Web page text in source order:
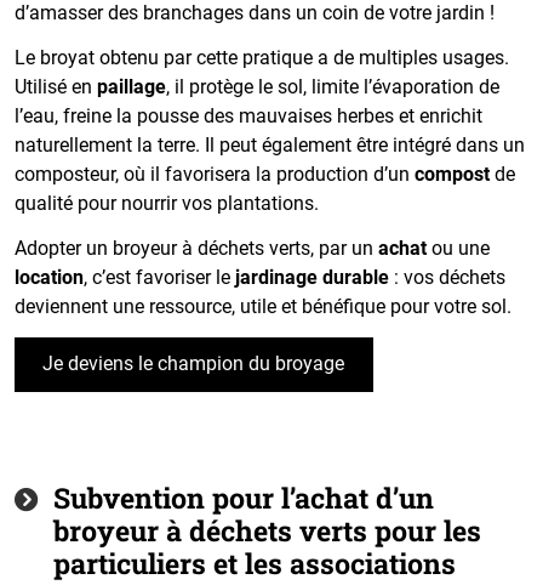
d’amasser des branchages dans un coin de votre jardin !
Le broyat obtenu par cette pratique a de multiples usages.
Utilisé en paillage, il protège le sol, limite l’évaporation de
l’eau, freine la pousse des mauvaises herbes et enrichit
naturellement la terre. Il peut également être intégré dans un
composteur, où il favorisera la production d’un compostde
qualité pour nourrir vos plantations.
Adopter un broyeur à déchets verts, par un achatou une
location, c’est favoriser le jardinage durable : vos déchets
deviennent une ressource, utile et bénéfique pour votre sol.
Je deviens le champion du broyage
Subvention pour l’achat d’un
broyeur à déchets verts pour les
particuliers et les associations